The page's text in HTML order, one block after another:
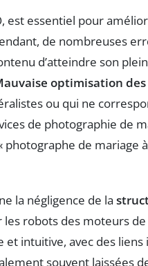
est essentiel pour
de nombreuses
d’atteindre son
optimisation des
ou qui ne
de photographie de
de mariage
la négligence de la
robots des moteurs
intuitive, avec des
souvent laissées